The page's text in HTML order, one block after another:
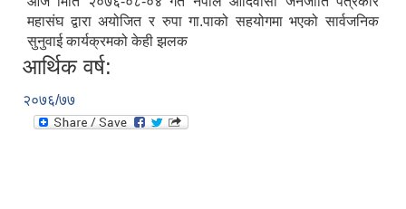
महासंघ द्वारा अयोजित र रुपा गा.पाको सहयोगमा भएको सार्वजनिक
सुनुवाई कार्यक्रमको केही झलक
आर्थिक वर्ष:
२०७६/७७